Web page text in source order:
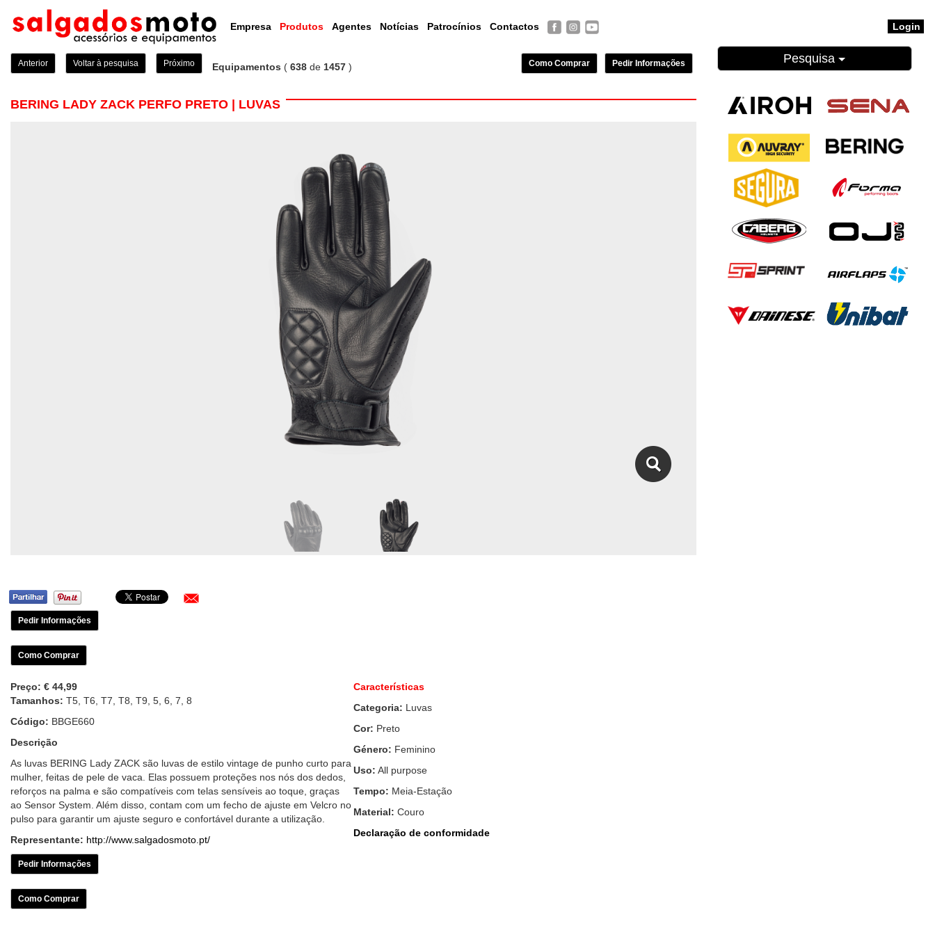
Empresa Produtos Agentes Notícias Patrocínios Contactos Login
Anterior Voltar à pesquisa Próximo Equipamentos ( 638 de 1457 ) Pedir Informações
Como Comprar
BERING LADY ZACK PERFO PRETO | LUVAS
Pedir Informações
Como Comprar
Preço: € 44,99
Tamanhos: T5, T6, T7, T8, T9, 5, 6, 7, 8
Código: BBGE660
Descrição
As luvas BERING Lady ZACK são luvas de estilo vintage de punho curto para
mulher, feitas de pele de vaca. Elas possuem proteções nos nós dos dedos,
reforços na palma e são compatíveis com telas sensíveis ao toque, graças
ao Sensor System. Além disso, contam com um fecho de ajuste em Velcro no
pulso para garantir um ajuste seguro e confortável durante a utilização.
Representante: http://www.salgadosmoto.pt/
Características
Categoria: Luvas
Cor: Preto
Género: Feminino
Uso: All purpose
Tempo: Meia-Estação
Material: Couro
Declaração de conformidade
Pedir Informações
Como Comprar
Pesquisa